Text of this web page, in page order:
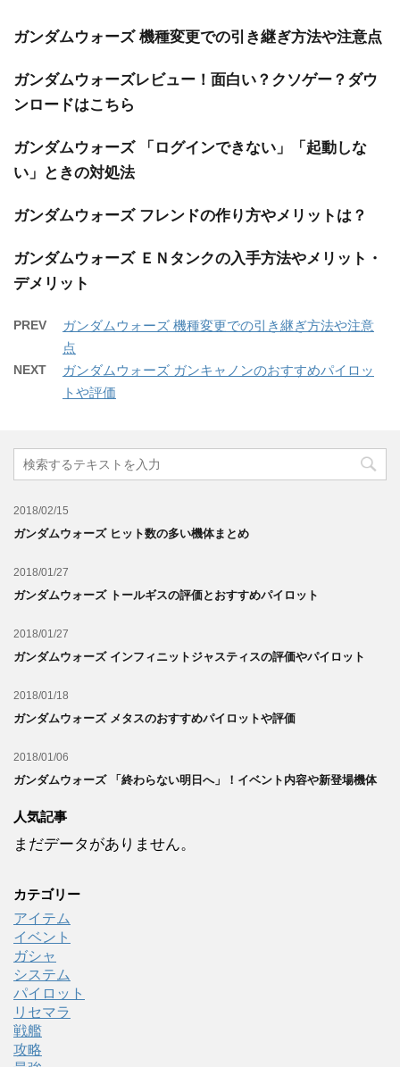
ガンダムウォーズ 機種変更での引き継ぎ方法や注意点
ガンダムウォーズレビュー！面白い？クソゲー？ダウ
ンロードはこちら
ガンダムウォーズ 「ログインできない」「起動しな
い」ときの対処法
ガンダムウォーズ フレンドの作り方やメリットは？
ガンダムウォーズ ＥＮタンクの入手方法やメリット・
デメリット
PREV
ガンダムウォーズ 機種変更での引き継ぎ方法や注意
点
NEXT
ガンダムウォーズ ガンキャノンのおすすめパイロッ
トや評価
2018/02/15
ガンダムウォーズ ヒット数の多い機体まとめ
2018/01/27
ガンダムウォーズ トールギスの評価とおすすめパイロット
2018/01/27
ガンダムウォーズ インフィニットジャスティスの評価やパイロット
2018/01/18
ガンダムウォーズ メタスのおすすめパイロットや評価
2018/01/06
ガンダムウォーズ 「終わらない明日へ」！イベント内容や新登場機体
人気記事
まだデータがありません。
カテゴリー
アイテム
イベント
ガシャ
システム
パイロット
リセマラ
戦艦
攻略